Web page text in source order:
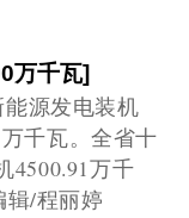
万千瓦]
源发电装机
千瓦。全省十
4500.91万千
辑/程丽婷